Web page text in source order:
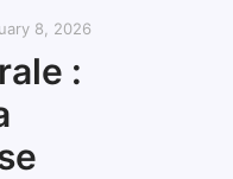
8, 2026
: